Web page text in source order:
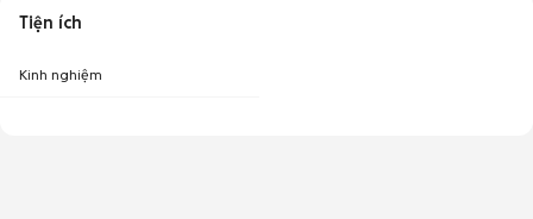
Tiện ích
Kinh nghiệm